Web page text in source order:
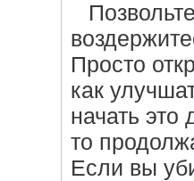
Просто
как
начать
то
Если вы